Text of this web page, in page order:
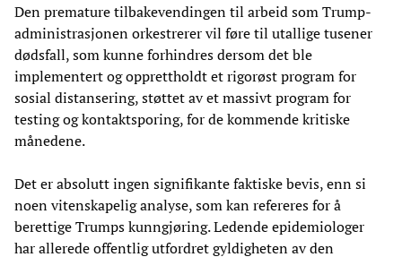
Den premature tilbakevendingen til arbeid som Trump-
administrasjonen orkestrerer vil føre til utallige tusener
dødsfall, som kunne forhindres dersom det ble
implementert og opprettholdt et rigorøst program for
sosial distansering, støttet av et massivt program for
testing og kontaktsporing, for de kommende kritiske
månedene.
Det er absolutt ingen signifikante faktiske bevis, enn si
noen vitenskapelig analyse, som kan refereres for å
berettige Trumps kunngjøring. Ledende epidemiologer
har allerede offentlig utfordret gyldigheten av den